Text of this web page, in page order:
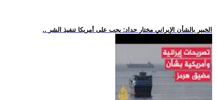
.. الخبير بالشأن الإيراني مختار حداد: يجب على أمريكا تنفيذ الشر